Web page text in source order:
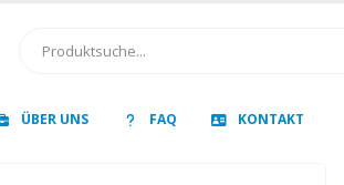
ÜBER UNS FAQ KONTAKT